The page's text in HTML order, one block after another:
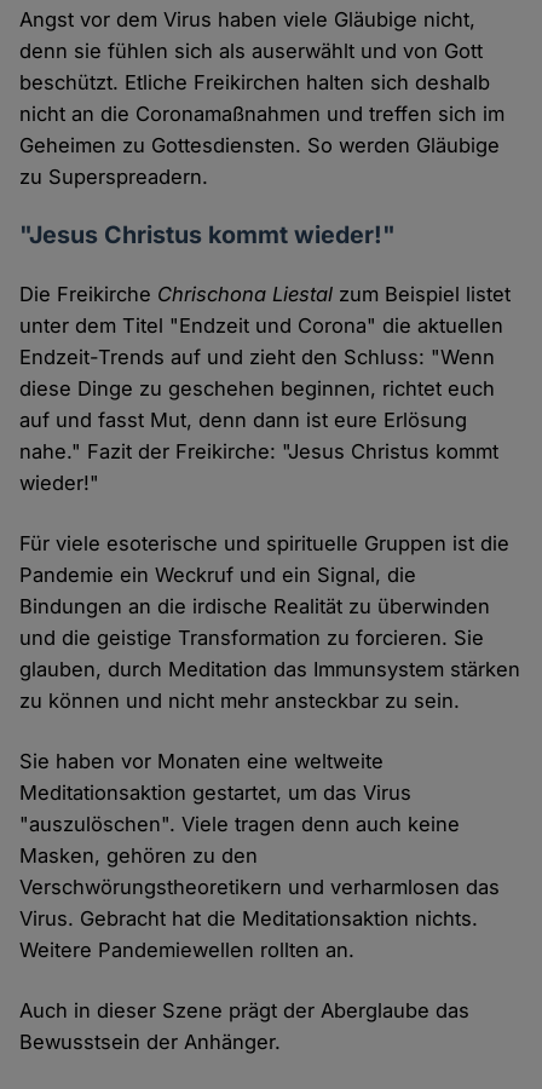
Angst vor dem Virus haben viele Gläubige nicht,
denn sie fühlen sich als auserwählt und von Gott
beschützt. Etliche Freikirchen halten sich deshalb
nicht an die Coronamaßnahmen und treffen sich im
Geheimen zu Gottesdiensten. So werden Gläubige
zu Superspreadern.
"Jesus Christus kommt wieder!"
Die Freikirche Chrischona Liestal zum Beispiel listet
unter dem Titel "Endzeit und Corona" die aktuellen
Endzeit-Trends auf und zieht den Schluss: "Wenn
diese Dinge zu geschehen beginnen, richtet euch
auf und fasst Mut, denn dann ist eure Erlösung
nahe." Fazit der Freikirche: "Jesus Christus kommt
wieder!"
Für viele esoterische und spirituelle Gruppen ist die
Pandemie ein Weckruf und ein Signal, die
Bindungen an die irdische Realität zu überwinden
und die geistige Transformation zu forcieren. Sie
glauben, durch Meditation das Immunsystem stärken
zu können und nicht mehr ansteckbar zu sein.
Sie haben vor Monaten eine weltweite
Meditationsaktion gestartet, um das Virus
"auszulöschen". Viele tragen denn auch keine
Masken, gehören zu den
Verschwörungstheoretikern und verharmlosen das
Virus. Gebracht hat die Meditationsaktion nichts.
Weitere Pandemiewellen rollten an.
Auch in dieser Szene prägt der Aberglaube das
Bewusstsein der Anhänger.